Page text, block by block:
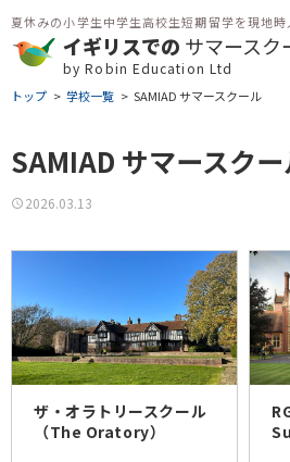
夏休みの小学生中学生高校生短期留学を現地
イギリスでの サマースク
by Robin Education Ltd
トップ 学校一覧 SAMIAD サマースクール
SAMIAD サマースク
2026.03.13
ザ・オラトリースクール
（The Oratory）